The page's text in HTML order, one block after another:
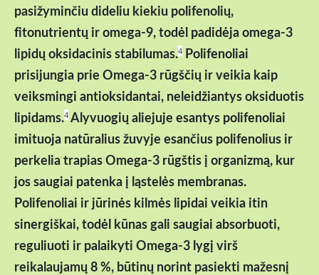
pasižyminčiu dideliu kiekiu polifenolių,
fitonutrientų ir omega-9, todėl padidėja omega-3
lipidų oksidacinis stabilumas.4 Polifenoliai
prisijungia prie Omega-3 rūgščių ir veikia kaip
veiksmingi antioksidantai, neleidžiantys oksiduotis
lipidams.4 Alyvuogių aliejuje esantys polifenoliai
imituoja natūralius žuvyje esančius polifenolius ir
perkelia trapias Omega-3 rūgštis į organizmą, kur
jos saugiai patenka į ląstelės membranas.
Polifenoliai ir jūrinės kilmės lipidai veikia itin
sinergiškai, todėl kūnas gali saugiai absorbuoti,
reguliuoti ir palaikyti Omega-3 lygį virš
reikalaujamų 8 %, būtinų norint pasiekti mažesnį